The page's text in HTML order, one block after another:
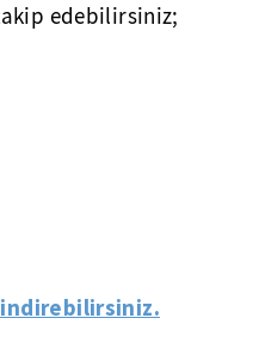
edebilirsiniz;
indirebilirsiniz.